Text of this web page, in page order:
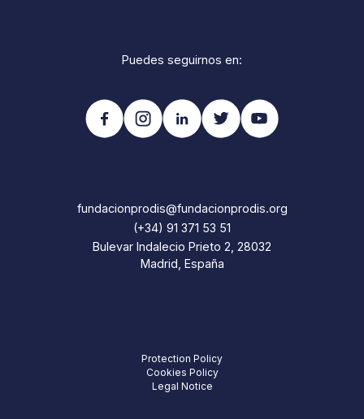
Puedes seguirnos en:
fundacionprodis@fundacionprodis.org
(+34) 91 371 53 51
Bulevar Indalecio Prieto 2, 28032
Madrid, España
Protection Policy
Cookies Policy
Legal Notice